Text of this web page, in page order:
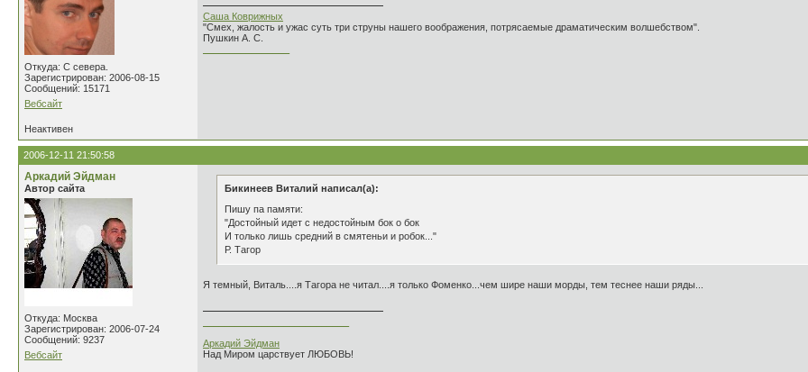
Откуда: С севера.
Зарегистрирован: 2006-08-15
Сообщений: 15171
Вебсайт
Саша Коврижных
"Смех, жалость и ужас суть три струны нашего воображения, потрясаемые драматическим волшебством".
Пушкин А. С.
Неактивен
2006-12-11 21:50:58
Аркадий Эйдман
Автор сайта
Откуда: Москва
Зарегистрирован: 2006-07-24
Сообщений: 9237
Вебсайт
Бикинеев Виталий написал(а):
Пишу па памяти:
"Достойный идет с недостойным бок о бок
И только лишь средний в смятеньи и робок..."
Р. Тагор
Я темный, Виталь....я Тагора не читал....я только Фоменко...чем шире наши морды, тем теснее наши ряды...
Аркадий Эйдман
Над Миром царствует ЛЮБОВЬ!